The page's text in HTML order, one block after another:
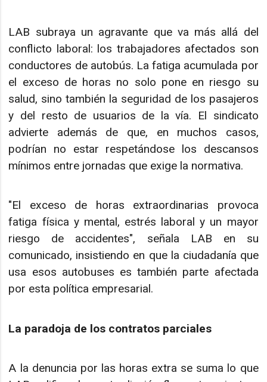
LAB subraya un agravante que va más allá del
conflicto laboral: los trabajadores afectados son
conductores de autobús. La fatiga acumulada por
el exceso de horas no solo pone en riesgo su
salud, sino también la seguridad de los pasajeros
y del resto de usuarios de la vía. El sindicato
advierte además de que, en muchos casos,
podrían no estar respetándose los descansos
mínimos entre jornadas que exige la normativa.
"El exceso de horas extraordinarias provoca
fatiga física y mental, estrés laboral y un mayor
riesgo de accidentes", señala LAB en su
comunicado, insistiendo en que la ciudadanía que
usa esos autobuses es también parte afectada
por esta política empresarial.
La paradoja de los contratos parciales
A la denuncia por las horas extra se suma lo que